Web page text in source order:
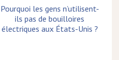
Pourquoi les gens n’utilisent-
ils pas de bouilloires
électriques aux États-Unis ?